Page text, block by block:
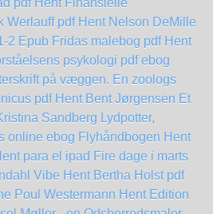
pdf Hent Finansielle
Werlauff pdf Hent Nelson DeMille
2 Epub Fridas malebog pdf Hent
psykologi pdf ebog
på væggen. En zoologs
pdf Hent Bent Jørgensen Et
Sandberg Lydpotter,
online ebog Flyhåndbogen Hent
para el ipad Fire dage i marts
Vibe Hent Bertha Holst pdf
Poul Westermann Hent Edition